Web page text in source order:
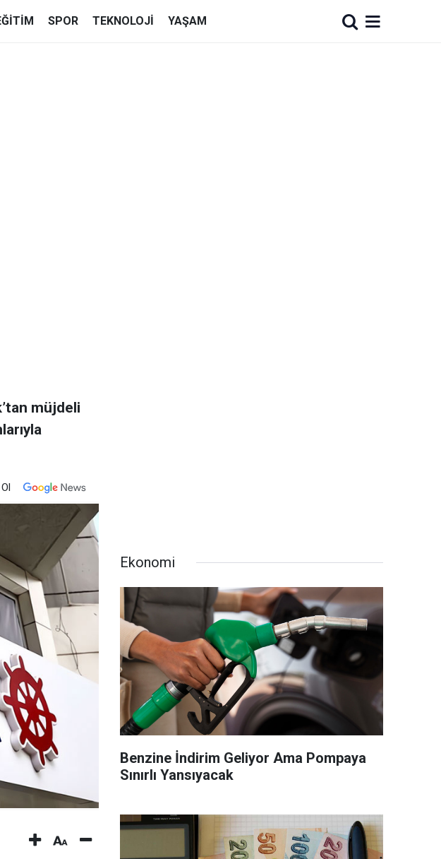
SPOR TEKNOLOJI YAŞAM
müjdeli
Ekonomi
Benzine İndirim Geliyor Ama Pompaya
Sınırlı Yansıyacak